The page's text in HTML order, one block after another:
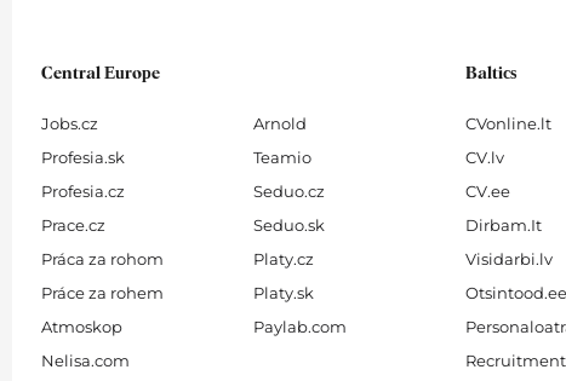
Central Europe
Jobs.cz
Profesia.sk
Profesia.cz
Prace.cz
Práca za rohom
Práce za rohem
Atmoskop
Nelisa.com
Arnold
Teamio
Seduo.cz
Seduo.sk
Platy.cz
Platy.sk
Paylab.com
Baltics
CVonline.lt
CV.lv
CV.ee
Dirbam.It
Visidarbi.lv
Otsintood.ee